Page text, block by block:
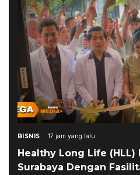
BISNIS 17 jam yang lalu
Healthy Long Life (HLL)
Surabaya Dengan